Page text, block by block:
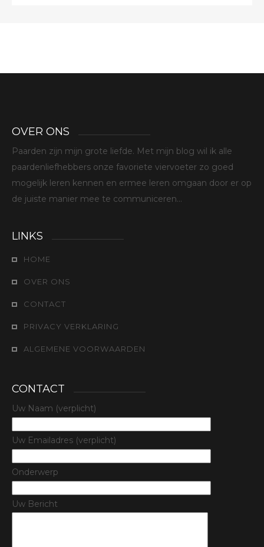
OVER ONS
Paarden zijn mijn grote liefde. Met mijn blog wil ik alle
paardenliefhebbers onze favoriete viervoeter zo goed
mogelijk leren kennen en ermee leren omgaan door er op
de juiste manier mee te communiceren...
LINKS
HOME
OVER ONS
CONTACT
PRIVACY VERKLARING
ALGEMENE VOORWAARDEN
CONTACT
Uw Naam (verplicht)
Uw Emailadres (verplicht)
Onderwerp
Uw Bericht